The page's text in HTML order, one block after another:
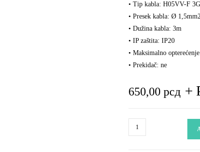
• Tip kabla: H05VV-F
• Presek kabla: Ø
• Dužina kabla: 3m
• IP zaštita: IP20
• Maksimalno
• Prekidač: ne
650,00 рсд +
ELEKTRIČNI
PRODUŽNI